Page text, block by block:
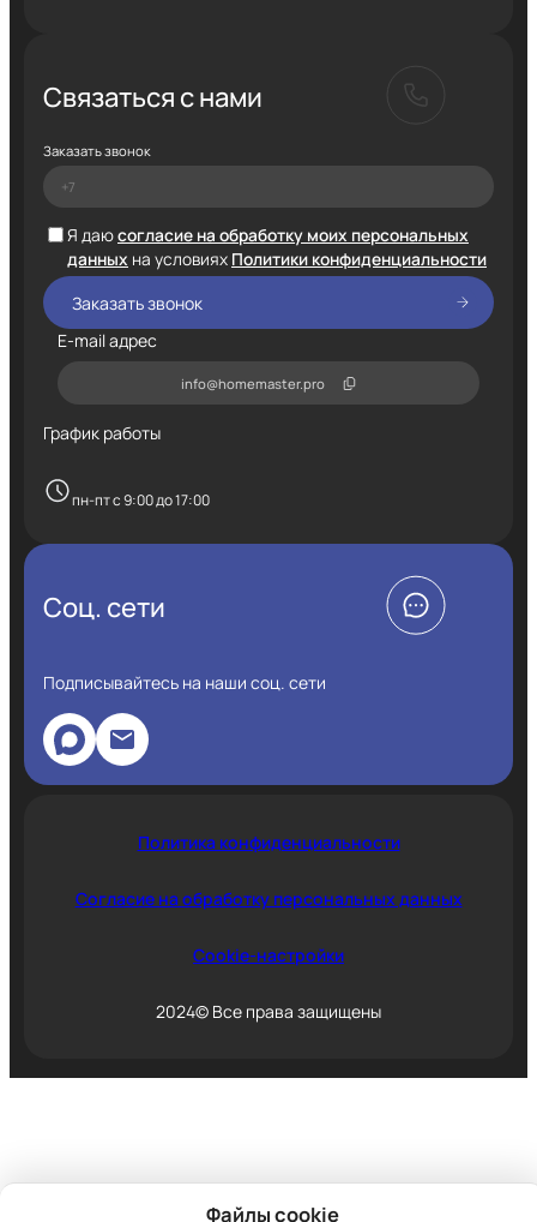
Связаться с нами
Заказать звонок
Я даюсогласие на обработку моих персональных
данных на условиях Политики конфиденциальности
E-mail адрес
info@homemaster.pro
График работы
пн-пт с 9:00 до 17:00
Соц. сети
Подписывайтесь на наши соц. сети
Политика конфиденциальности
Согласие на обработку персональных данных
Cookie-настройки
2024© Все права защищены
Файлы cookie